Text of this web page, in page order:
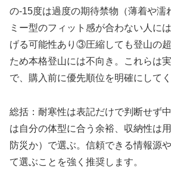
の-15度は過度の期待禁物（薄着や
ミー型のフィット感が合わない人に
げる可能性あり③圧縮しても登山の
ため本格登山には不向き。これらは
で、購入前に優先順位を明確にしてく
総括：耐寒性は表記だけで判断せず
は自分の体型に合う余裕、収納性は
防災か）で選ぶ。信頼できる情報源
て選ぶことを強く推奨します。